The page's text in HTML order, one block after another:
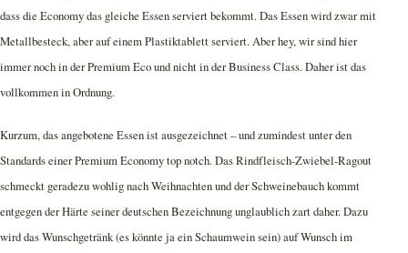
dass die Economy das gleiche Essen serviert bekommt. Das Essen wird zwar mit
Metallbesteck, aber auf einem Plastiktablett serviert. Aber hey, wir sind hier
immer noch in der Premium Eco und nicht in der Business Class. Daher ist das
vollkommen in Ordnung.
Kurzum, das angebotene Essen ist ausgezeichnet – und zumindest unter den
Standards einer Premium Economy top notch. Das Rindfleisch-Zwiebel-Ragout
schmeckt geradezu wohlig nach Weihnachten und der Schweinebauch kommt
entgegen der Härte seiner deutschen Bezeichnung unglaublich zart daher. Dazu
wird das Wunschgetränk (es könnte ja ein Schaumwein sein) auf Wunsch im